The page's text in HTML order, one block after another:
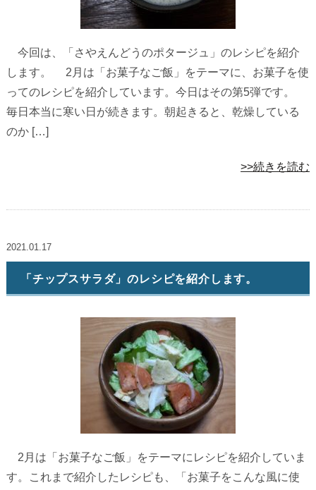
今回は、「さやえんどうのポタージュ」のレシピを紹介
します。 2月は「お菓子なご飯」をテーマに、お菓子を使
ってのレシピを紹介しています。今日はその第5弾です。
毎日本当に寒い日が続きます。朝起きると、乾燥している
のか […]
>>続きを読む
2021.01.17
「チップスサラダ」のレシピを紹介します。
2月は「お菓子なご飯」をテーマにレシピを紹介していま
す。これまで紹介したレシピも、「お菓子をこんな風に使